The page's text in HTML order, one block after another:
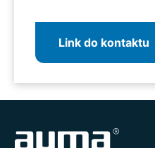
Link do kontaktu